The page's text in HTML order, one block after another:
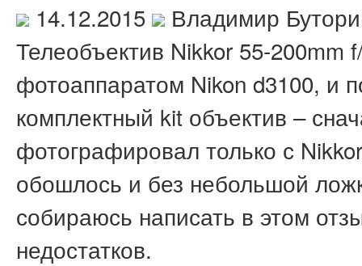
14.12.2015
Владимир
Телеобъектив Nikkor 55-200mm
фотоаппаратом Nikon d3100, и
комплектный kit объектив –
фотографировал только с
обошлось и без небольшой
собираюсь написать в этом
недостатков.